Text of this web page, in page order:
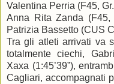
Valentina Perria (F45,
Anna Rita Zanda (F45,
Patrizia Bassetto (CUS
Tra gli atleti arrivati va
totalmente ciechi,
Xaxa (1:45’39”),
Cagliari, accompagnati